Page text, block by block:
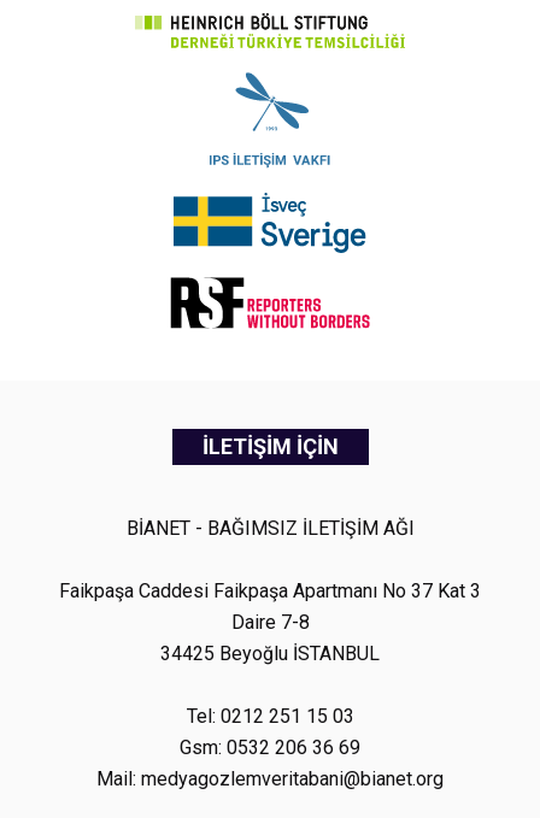
İLETİŞİM İÇİN
BİANET - BAĞIMSIZ İLETİŞİM AĞI
Faikpaşa Caddesi Faikpaşa Apartmanı No 37 Kat 3
Daire 7-8
34425 Beyoğlu İSTANBUL
Tel: 0212 251 15 03
Gsm: 0532 206 36 69
Mail: medyagozlemveritabani@bianet.org